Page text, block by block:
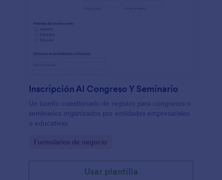
Inscripción Al Congreso Y Seminario
Un bonito cuestionario de registro para congresos o
seminarios organizados por entidades empresariales
o educativas
Go to Category:
Formularios de negocio
Usar plantilla